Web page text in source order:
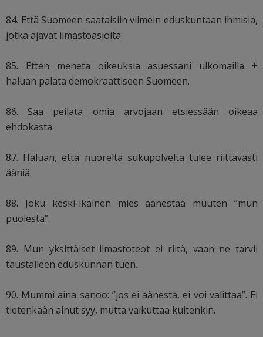
84. Että Suomeen saataisiin viimein eduskuntaan ihmisiä,
jotka ajavat ilmastoasioita.
85. Etten menetä oikeuksia asuessani ulkomailla +
haluan palata demokraattiseen Suomeen.
86. Saa peilata omia arvojaan etsiessään oikeaa
ehdokasta.
87. Haluan, että nuorelta sukupolvelta tulee riittävästi
ääniä.
88. Joku keski-ikäinen mies äänestää muuten ”mun
puolesta”.
89. Mun yksittäiset ilmastoteot ei riitä, vaan ne tarvii
taustalleen eduskunnan tuen.
90. Mummi aina sanoo: ”jos ei äänestä, ei voi valittaa”. Ei
tietenkään ainut syy, mutta vaikuttaa kuitenkin.